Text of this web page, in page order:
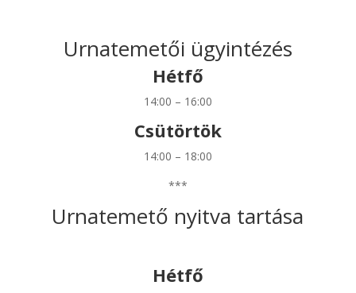
Urnatemetői ügyintézés
Hétfő
14:00 – 16:00
Csütörtök
14:00 – 18:00
***
Urnatemető nyitva tartása
Hétfő